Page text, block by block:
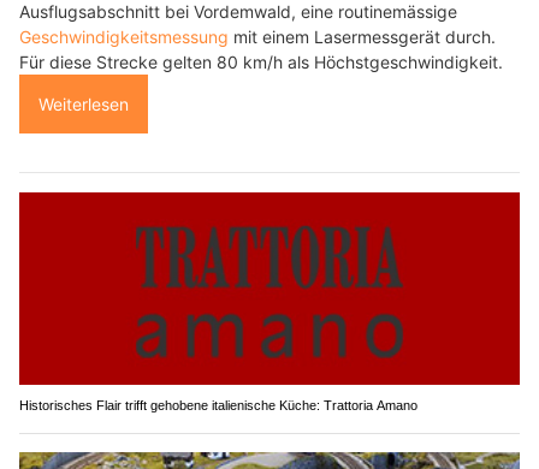
Ausflugsabschnitt bei Vordemwald, eine routinemässige
Geschwindigkeitsmessung mit einem Lasermessgerät durch.
Für diese Strecke gelten 80 km/h als Höchstgeschwindigkeit.
Weiterlesen
Historisches Flair trifft gehobene italienische Küche: Trattoria Amano